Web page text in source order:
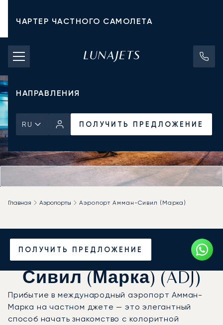
ЧАРТЕР ЧАСТНОГО САМОЛЕТА
СТОИМОСТЬ ЧАРТЕРА
ЧАСТНЫЕ САМОЛЕТЫ
НАПРАВЛЕНИЯ
RU ПОЛУЧИТЬ ПРЕДЛОЖЕНИЕ
ПОЛУЧИТЬ ПРЕДЛОЖЕНИЕ
Главная Аэропорты Аэропорт Амман-Сивил (Марка)
Частный джет в
аэропорт Амман-
Сивил (Марка) (ADJ)
Прибытие в международный аэропорт Амман-
Марка на частном джете — это элегантный
способ начать знакомство с колоритной